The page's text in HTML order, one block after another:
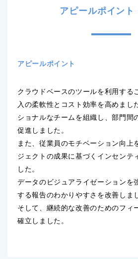
アピールポイント
アピールポイント
クラウドベースのツールを利用する
入の柔軟性とコスト効率を高めまし
ショナルなチームを組織し、部門間
促進しました。
また、従業員のモチベーション向上
ジェクトの成果に基づくインセンテ
した。
データのビジュアライゼーションを
する報告のわかりやすさを改善しま
そして、継続的な改善のためのフィ
確立しました。